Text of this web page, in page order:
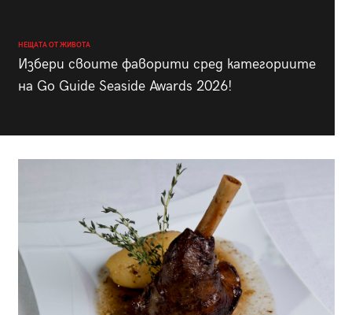
НЕЩАТА ОТ ЖИВОТА
Избери своите фаворити сред категориите
на Go Guide Seaside Awards 2026!